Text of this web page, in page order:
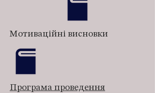
Мотиваційні висновки
Програма проведення